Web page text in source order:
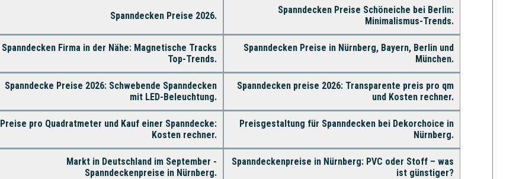
Spanndecken Preise 2026.
Spanndecken Preise Schöneiche bei Berlin:
Minimalismus-Trends.
Spanndecken Firma in der Nähe: Magnetische Tracks
Top-Trends.
Spanndecken Preise in Nürnberg, Bayern, Berlin und
München.
Spanndecke Preise 2026: Schwebende Spanndecken
mit LED-Beleuchtung.
Spanndecken preise 2026: Transparente preis pro qm
und Kosten rechner.
Preise pro Quadratmeter und Kauf einer Spanndecke:
Kosten rechner.
Preisgestaltung für Spanndecken bei Dekorchoice in
Nürnberg.
Markt in Deutschland im September -
Spanndeckenpreise in Nürnberg.
Spanndeckenpreise in Nürnberg: PVC oder Stoff – was
ist günstiger?